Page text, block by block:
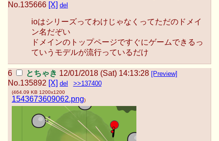
No.135666 [X] del
ioはシリーズってわけじゃなくってただのドメイ
ン名だぞい
ドメインのトップページですぐにゲームできるっ
ていうモデルが流行っているだけ
とちゃき 12/01/2018 (Sat) 14:13:28 [Preview]
No.135892 [X] del >>137400
(464.09 KB 1200x1200
1543673609062.png)